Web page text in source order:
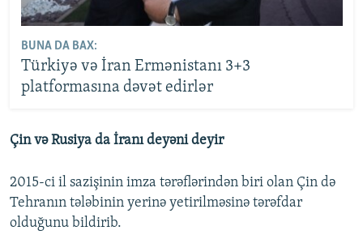
BUNA DA BAX:
Türkiyə və İran Ermənistanı 3+3
platformasına dəvət edirlər
Çin və Rusiya da İranı deyəni deyir
2015-ci il sazişinin imza tərəflərindən biri olan Çin də
Tehranın tələbinin yerinə yetirilməsinə tərəfdar
olduğunu bildirib.